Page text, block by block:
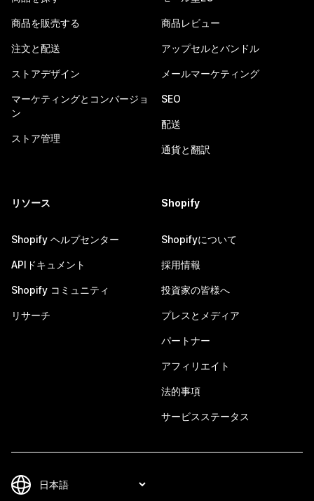
商品を販売する
注文と配送
ストアデザイン
マーケティングとコンバージョ
ン
ストア管理
商品レビュー
アップセルとバンドル
メールマーケティング
SEO
配送
通貨と翻訳
リソース
Shopify ヘルプセンター
APIドキュメント
Shopify コミュニティ
リサーチ
Shopify
Shopifyについて
採用情報
投資家の皆様へ
プレスとメディア
パートナー
アフィリエイト
法的事項
サービスステータス